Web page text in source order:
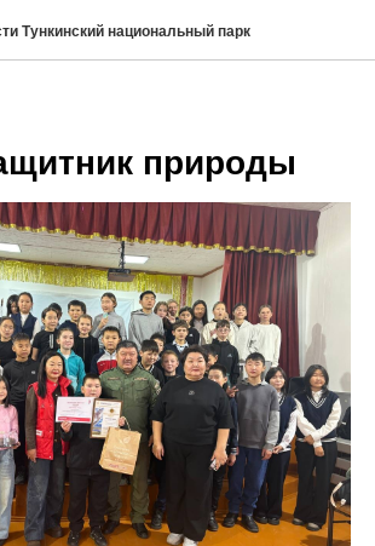
Тункинский национальный парк
природы